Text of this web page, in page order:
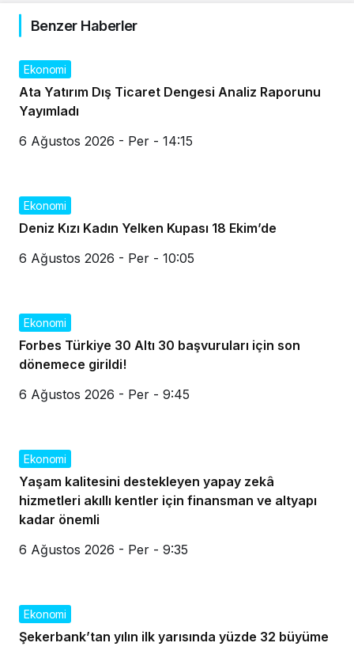
Benzer Haberler
Ekonomi
Ata Yatırım Dış Ticaret Dengesi Analiz Raporunu
Yayımladı
6 Ağustos 2026 - Per - 14:15
Ekonomi
Deniz Kızı Kadın Yelken Kupası 18 Ekim’de
6 Ağustos 2026 - Per - 10:05
Ekonomi
Forbes Türkiye 30 Altı 30 başvuruları için son
dönemece girildi!
6 Ağustos 2026 - Per - 9:45
Ekonomi
Yaşam kalitesini destekleyen yapay zekâ
hizmetleri akıllı kentler için finansman ve altyapı
kadar önemli
6 Ağustos 2026 - Per - 9:35
Ekonomi
Şekerbank’tan yılın ilk yarısında yüzde 32 büyüme